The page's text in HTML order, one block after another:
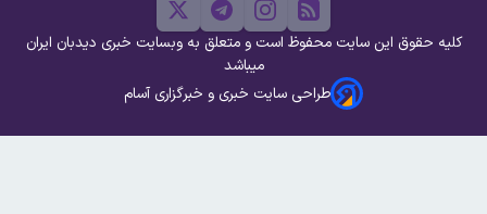
کلیه حقوق این سایت محفوظ است و متعلق به وبسایت خبری دیدبان ایران
میباشد
طراحی سایت خبری و خبرگزاری آسام